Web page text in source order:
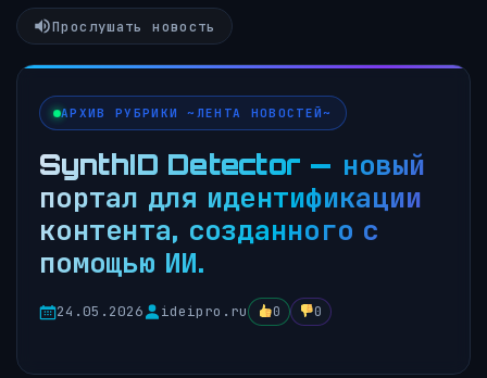
Прослушать новость
АРХИВ РУБРИКИ ~ЛЕНТА НОВОСТЕЙ~
SynthID Detector — новый
портал для идентификации
контента, созданного с
помощью ИИ.
24.05.2026 ideipro.ru 0 0